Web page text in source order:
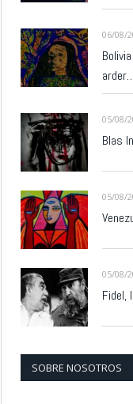
06/08/
05/08/
Blas
05/08/
05/08/
Fidel,
SOBRE NOSOTROS